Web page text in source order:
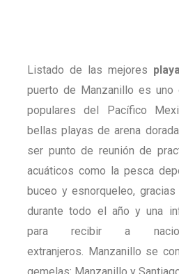
Listado de las mejores
puerto de Manzanillo es
populares del Pacífico
bellas playas de arena
ser punto de reunión de
acuáticos como la pesca
buceo y esnorqueleo,
durante todo el año y una
para recibir a
extranjeros. Manzanillo se
gemelas: Manzanillo y